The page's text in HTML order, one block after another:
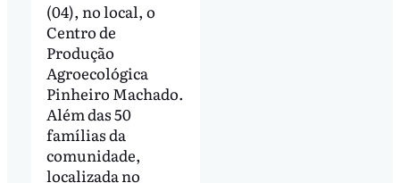
(04), no local, o
Centro de
Produção
Agroecológica
Pinheiro Machado.
Além das 50
famílias da
comunidade,
localizada no